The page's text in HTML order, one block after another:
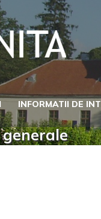
INFORMATII DE